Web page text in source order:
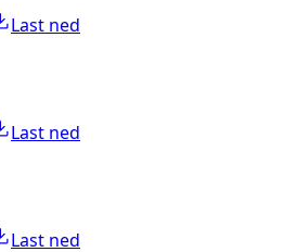
Last ned
Last ned
Last ned